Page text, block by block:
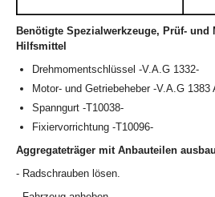
Benötigte Spezialwerkzeuge, Prüf- und
Hilfsmittel
Drehmomentschlüssel -V.A.G 1332-
Motor- und Getriebeheber -V.A.G 1383
Spanngurt -T10038-
Fixiervorrichtung -T10096-
Aggregateträger mit Anbauteilen
- Radschrauben lösen.